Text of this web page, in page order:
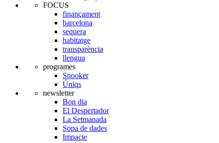
FOCUS
finançament
barcelona
sequera
habitatge
transparència
llengua
programes
Snooker
Úniqs
newsletter
Bon dia
El Despertador
La Setmanada
Sopa de dades
Impacte